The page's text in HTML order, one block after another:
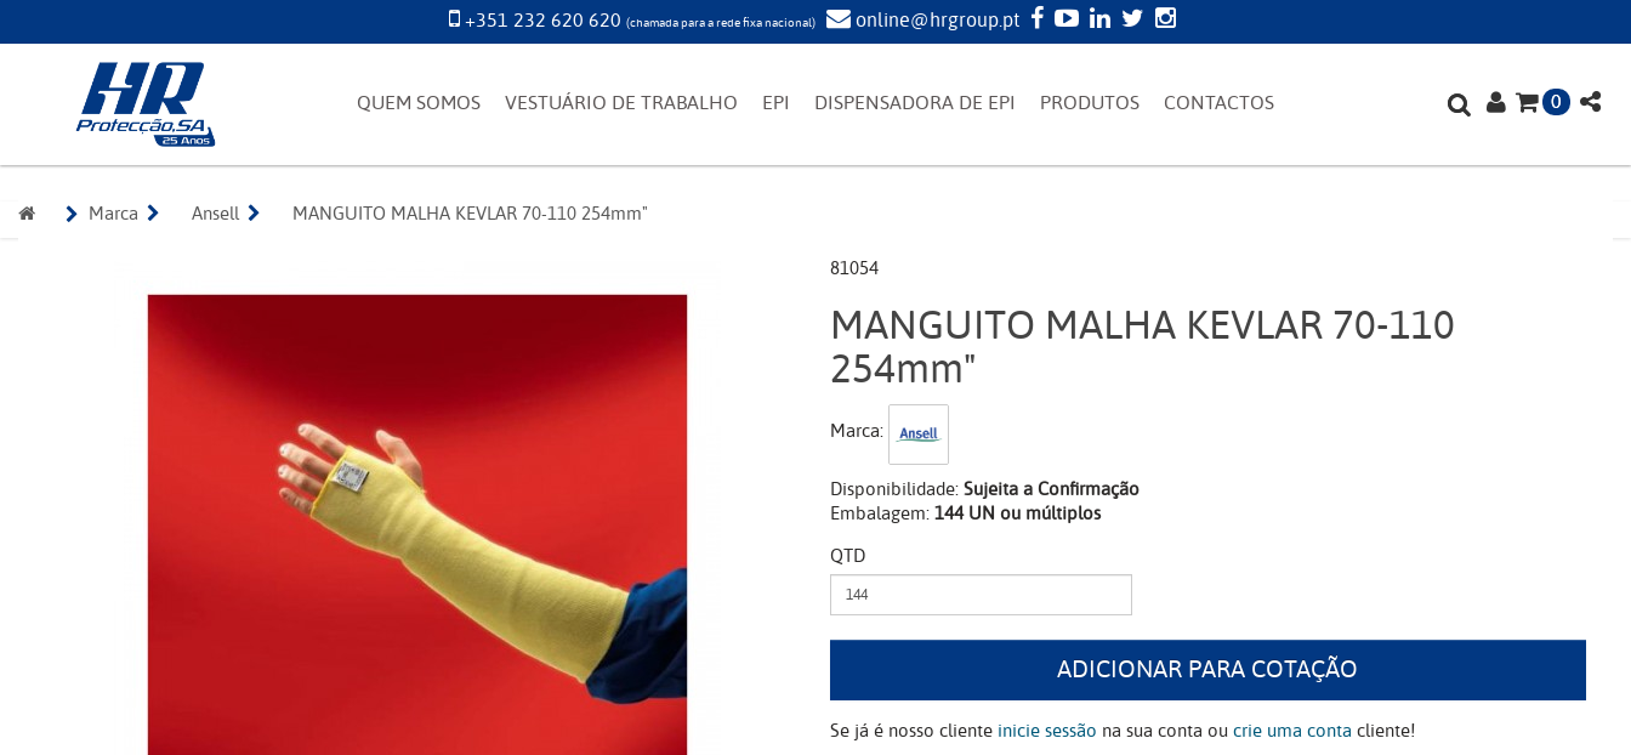
+351 232 620 620 (chamada para a rede fixa nacional) online@hrgroup.pt
QUEM SOMOS VESTUÁRIO DE TRABALHO EPI DISPENSADORA DE EPI PRODUTOS CONTACTOS 0
Marca Ansell MANGUITO MALHA KEVLAR 70-110 254mm"
81054
MANGUITO MALHA KEVLAR 70-110
254mm"
Marca:
Disponibilidade: Sujeita a Confirmação
Embalagem:144 UN ou múltiplos
QTD
ADICIONAR PARA COTAÇÃO
Se já é nosso cliente inicie sessão na sua conta oucrie uma conta cliente!